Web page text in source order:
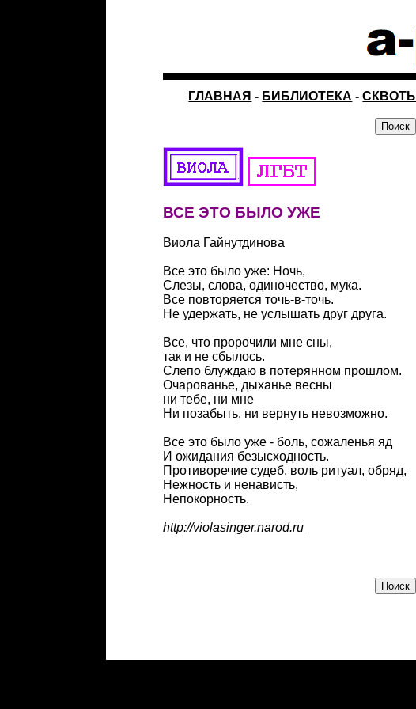
ГЛАВНАЯ - БИБЛИОТЕКА -СКВОТЫ
ВСЕ ЭТО БЫЛО УЖЕ
Виола Гайнутдинова
Все это было уже: Ночь,
Слезы, слова, одиночество, мука.
Все повторяется точь-в-точь.
Не удержать, не услышать друг друга.
Все, что пророчили мне сны,
так и не сбылось.
Слепо блуждаю в потерянном прошлом.
Очарованье, дыханье весны
ни тебе, ни мне
Ни позабыть, ни вернуть невозможно.
Все это было уже - боль, сожаленья яд
И ожидания безысходность.
Противоречие судеб, воль ритуал, обряд,
Нежность и ненависть,
Непокорность.
http://violasinger.narod.ru